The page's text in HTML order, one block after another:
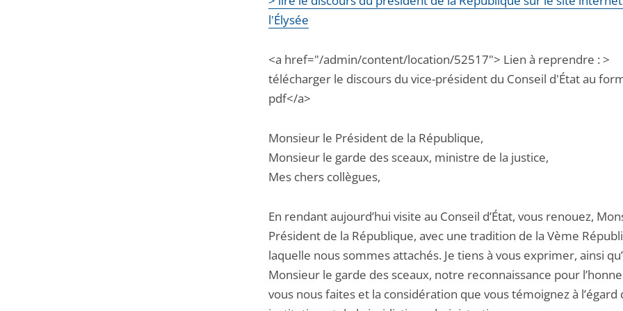
l'Élysée
<a href="/admin/content/location/52517"> Lien à reprendre : >
télécharger le discours du vice-président du Conseil d'État au
pdf</a>
Monsieur le Président de la République,
Monsieur le garde des sceaux, ministre de la justice,
Mes chers collègues,
En rendant aujourd’hui visite au Conseil d’État, vous renouez,
Président de la République, avec une tradition de la Vème
laquelle nous sommes attachés. Je tiens à vous exprimer, ainsi
Monsieur le garde des sceaux, notre reconnaissance pour
vous nous faites et la considération que vous témoignez à l’égard